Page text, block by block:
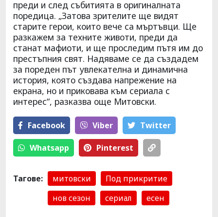
преди и след събитията в оригиналната
поредица. „Затова зрителите ще видят
старите герои, които вече са мъртъвци. Ще
разкажем за техните животи, преди да
станат мафиоти, и ще проследим пътя им до
престъпния свят. Надяваме се да създадем
за пореден път увлекателна и динамична
история, която създава напрежение на
екрана, но и приковава към сериала с
интерес“, разказва още Митовски.
Facebook Viber Тwitter
Whatsapp Pinterest
Тагове: митовски
Под прикритие
нов сезон
сериал есен